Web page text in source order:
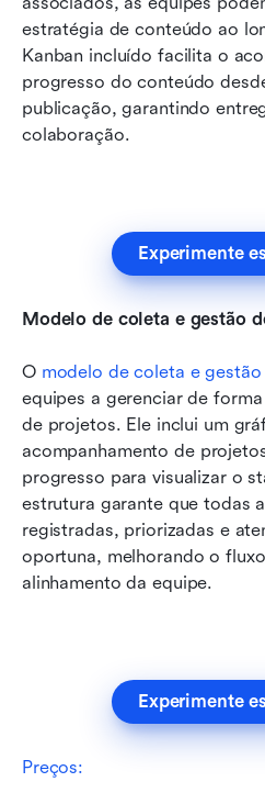
estratégia de conteúdo ao
Kanban incluído facilita o
progresso do conteúdo
publicação, garantindo
colaboração.
Experimente
Modelo de coleta e gestão
O modelo de coleta e gestão
equipes a gerenciar de
de projetos. Ele inclui um
acompanhamento de
progresso para visualizar o
estrutura garante que todas
registradas, priorizadas e
oportuna, melhorando o
alinhamento da equipe.
Experimente
Preços: